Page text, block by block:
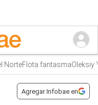
Flota fantasmaOleksiy
Agregar Infobae en